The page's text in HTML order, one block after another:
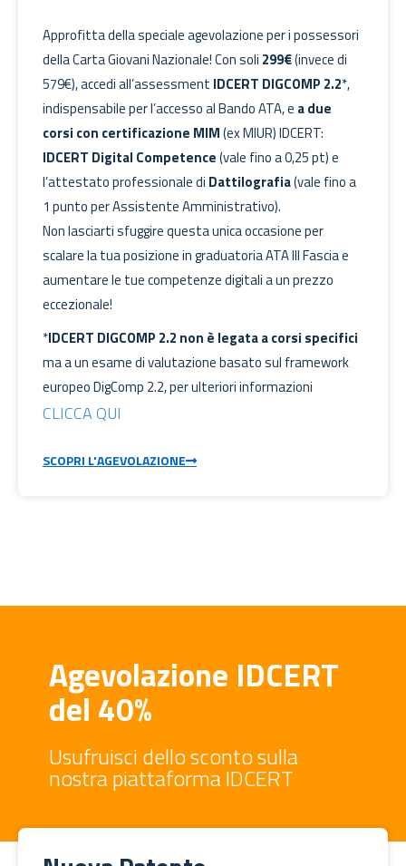
Approfitta della speciale agevolazione per i possessori
della Carta Giovani Nazionale! Con soli 299€(invece di
579€), accedi all’assessment IDCERT DIGCOMP 2.2*,
indispensabile per l’accesso al Bando ATA, e a due
corsi con certificazione MIM(ex MIUR) IDCERT:
IDCERT Digital Competence(vale fino a 0,25 pt) e
l’attestato professionale di Dattilografia(vale fino a
1 punto per Assistente Amministrativo).
Non lasciarti sfuggire questa unica occasione per
scalare la tua posizione in graduatoria ATA III Fascia e
aumentare le tue competenze digitali a un prezzo
eccezionale!
*IDCERT DIGCOMP 2.2 non è legata a corsi specifici
ma a un esame di valutazione basato sul framework
europeo DigComp 2.2, per ulteriori informazioni
CLICCA QUI
SCOPRI L'AGEVOLAZIONE
Agevolazione IDCERT
del 40%
Usufruisci dello sconto sulla
nostra piattaforma IDCERT